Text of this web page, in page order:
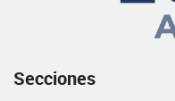
Secciones